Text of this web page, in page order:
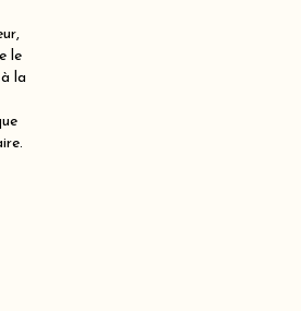
le
la